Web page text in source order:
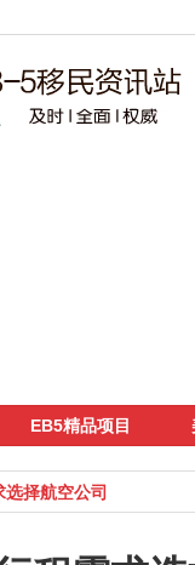
EB5精品项目
择航空公司